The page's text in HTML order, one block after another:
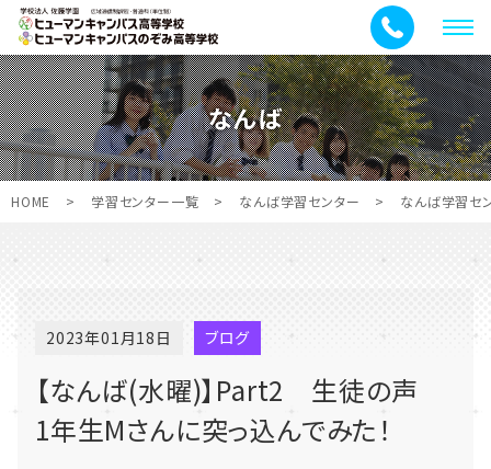
メ
ニ
ュ
ー
なんば
HOME > 学習センター一覧 > なんば学習センター > なんば学習セ
2023年01月18日 ブログ
【なんば(水曜)】Part2 生徒の声
1年生Mさんに突っ込んでみた！